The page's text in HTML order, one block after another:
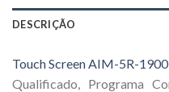
DESCRIÇÃO
Touch Screen AIM-5R-
Qualificado, Programa